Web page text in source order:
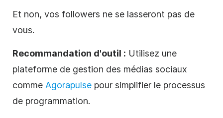
Et non, vos followers ne se lasseront pas de
vous.
Recommandation d'outil : Utilisez une
plateforme de gestion des médias sociaux
comme Agorapulse pour simplifier le processus
de programmation.